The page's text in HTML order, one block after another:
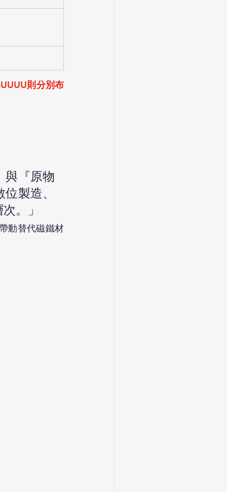
則分別布
與『原物
製造、
。」
動替代磁鐵材